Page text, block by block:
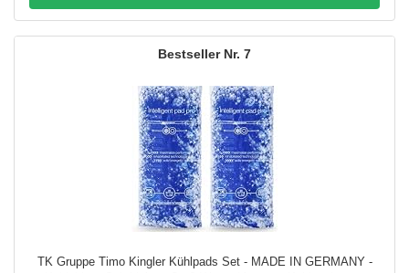
7
TK Gruppe Timo Kingler Kühlpads Set - MADE IN GERMANY -